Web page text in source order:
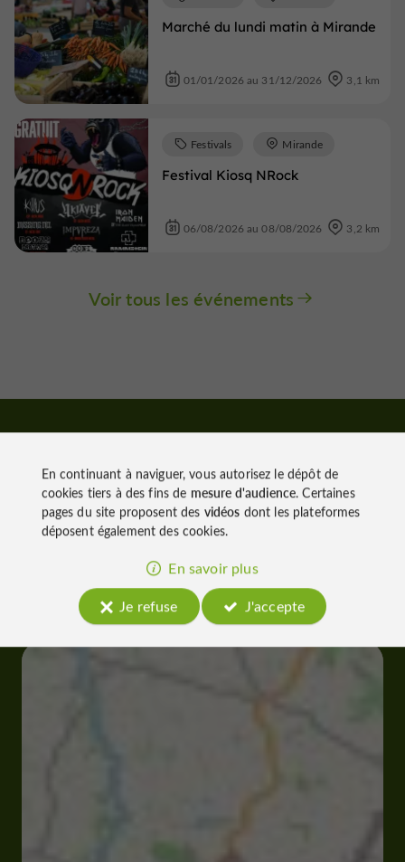
Marché du lundi matin à Mirande
01/01/2026 au 31/12/2026 3,1 km
Festival Kiosq NRock
Festivals Mirande
06/08/2026 au 08/08/2026 3,2 km
Voir tous les événements
aux
alentours
Découvrir S'informer Se loger
En continuant à naviguer, vous autorisez le dépôt de
cookies tiers à des fins de mesure d'audience. Certaines
pages du site proposent des vidéos dont les plateformes
déposent également des cookies.
En savoir plus
Je refuse
J'accepte